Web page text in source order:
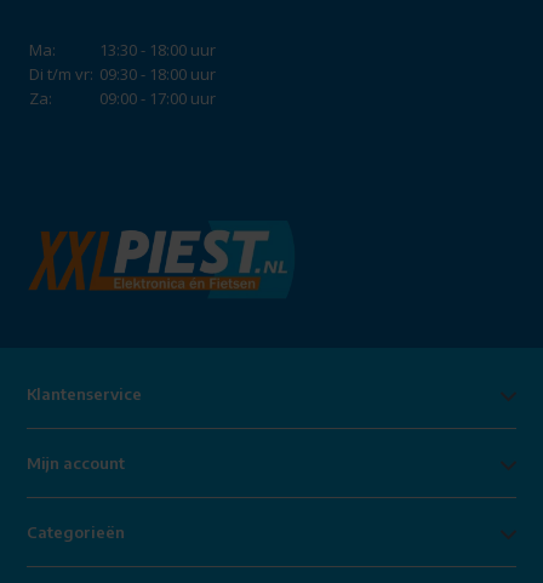
Ma:
13:30 - 18:00 uur
Di t/m vr: 09:30 - 18:00 uur
Za:
09:00 - 17:00 uur
Klantenservice
Mijn account
Categorieën